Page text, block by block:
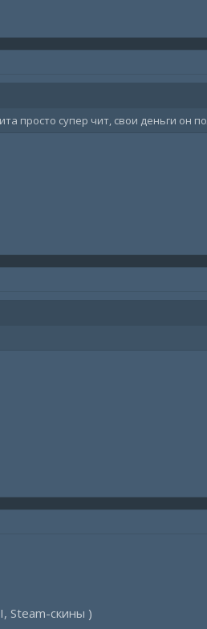
просто супер чит, свои деньги он
Steam-скины )